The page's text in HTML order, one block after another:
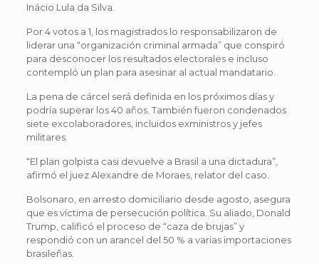
Inácio Lula da Silva.
Por 4 votos a 1, los magistrados lo responsabilizaron de
liderar una “organización criminal armada” que conspiró
para desconocer los resultados electorales e incluso
contempló un plan para asesinar al actual mandatario.
La pena de cárcel será definida en los próximos días y
podría superar los 40 años. También fueron condenados
siete excolaboradores, incluidos exministros y jefes
militares.
“El plan golpista casi devuelve a Brasil a una dictadura”,
afirmó el juez Alexandre de Moraes, relator del caso.
Bolsonaro, en arresto domiciliario desde agosto, asegura
que es víctima de persecución política. Su aliado, Donald
Trump, calificó el proceso de “caza de brujas” y
respondió con un arancel del 50 % a varias importaciones
brasileñas.